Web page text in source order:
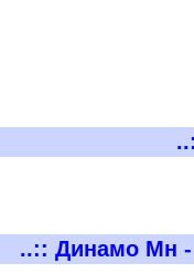
..::
..:: Динамо Мн